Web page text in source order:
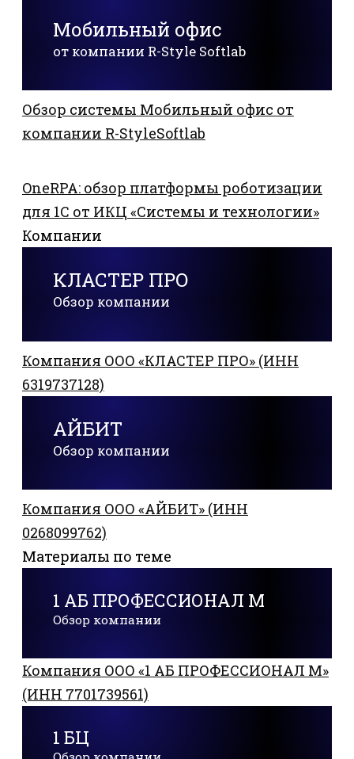
Мобильный офис
от компании R-Style Softlab
Обзор системы Мобильный офис от
компании R-StyleSoftlab
OneRPA: обзор платформы роботизации
для 1С от ИКЦ «Системы и технологии»
Компании
КЛАСТЕР ПРО
Обзор компании
Компания ООО «КЛАСТЕР ПРО» (ИНН
6319737128)
АЙБИТ
Обзор компании
Компания ООО «АЙБИТ» (ИНН
0268099762)
Материалы по теме
1 АБ ПРОФЕССИОНАЛ М
Обзор компании
Компания ООО «1 АБ ПРОФЕССИОНАЛ М»
(ИНН 7701739561)
1 БЦ